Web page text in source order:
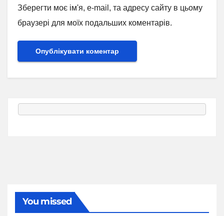
Зберегти моє ім'я, e-mail, та адресу сайту в цьому
браузері для моїх подальших коментарів.
You missed